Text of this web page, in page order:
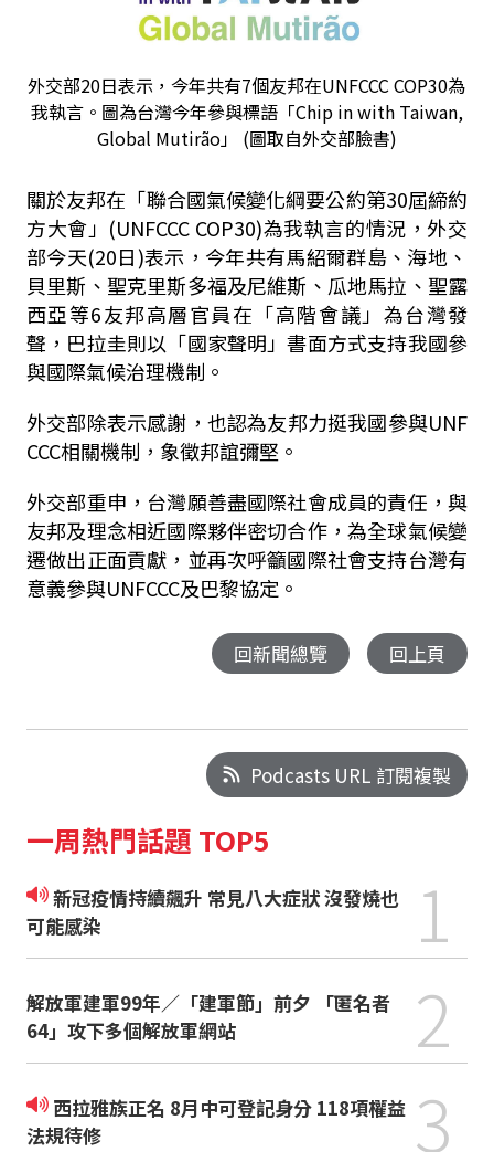
外交部20日表示，今年共有7個友邦在UNFCCC COP30為
我執言。圖為台灣今年參與標語「Chip in with Taiwan,
Global Mutirão」 (圖取自外交部臉書)
關於友邦在「聯合國氣候變化綱要公約第30屆締約
方大會」(UNFCCC COP30)為我執言的情況，外交
部今天(20日)表示，今年共有馬紹爾群島、海地、
貝里斯、聖克里斯多福及尼維斯、瓜地馬拉、聖露
西亞等6友邦高層官員在「高階會議」為台灣發
聲，巴拉圭則以「國家聲明」書面方式支持我國參
與國際氣候治理機制。
外交部除表示感謝，也認為友邦力挺我國參與UNF
CCC相關機制，象徵邦誼彌堅。
外交部重申，台灣願善盡國際社會成員的責任，與
友邦及理念相近國際夥伴密切合作，為全球氣候變
遷做出正面貢獻，並再次呼籲國際社會支持台灣有
意義參與UNFCCC及巴黎協定。
回新聞總覽 回上頁
Podcasts URL 訂閱複製
一周熱門話題 TOP5
新冠疫情持續飆升 常見八大症狀 沒發燒也
可能感染
1
解放軍建軍99年／「建軍節」前夕 「匿名者
64」攻下多個解放軍網站
2
西拉雅族正名 8月中可登記身分 118項權益
法規待修
3